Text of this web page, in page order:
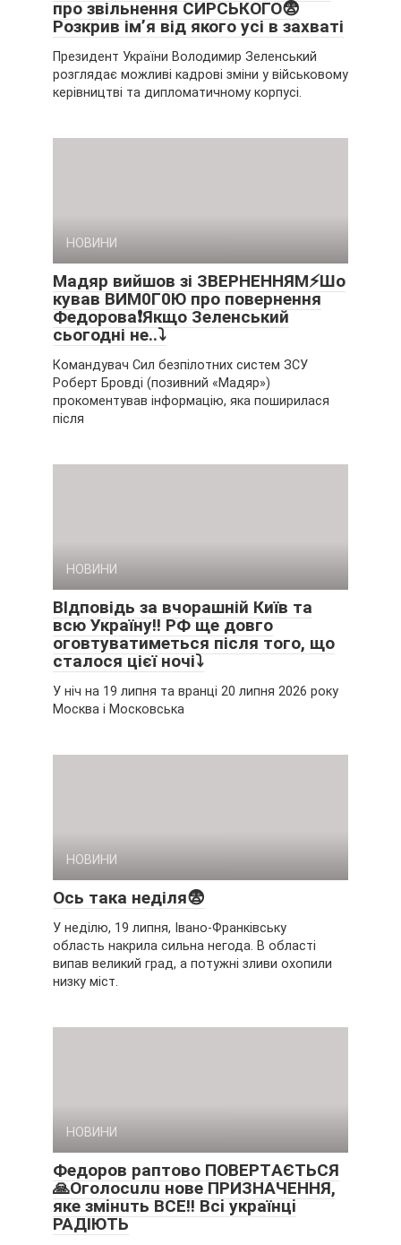
про звільнення СИРСЬКОГО😨
Розкрив ім’я від якого усі в захваті
Президент України Володимир Зеленський
розглядає можливі кадрові зміни у військовому
керівництві та дипломатичному корпусі.
НОВИНИ
Мадяр вийшов зі ЗВЕРНЕННЯМ⚡Шо
кував ВИМ0Г0Ю про повернення
Федорова❗Якщо Зеленський
сьогодні не..⤵
Командувач Сил безпілотних систем ЗСУ
Роберт Бровді (позивний «Мадяр»)
прокоментував інформацію, яка поширилася
після
НОВИНИ
ВІдповідь за вчорашній Київ та
всю Україну‼ РФ ще довго
оговтуватиметься після того, що
сталося цієї ночі⤵
У ніч на 19 липня та вранці 20 липня 2026 року
Москва і Московська
НОВИНИ
Ось така неділя😨
У неділю, 19 липня, Івано-Франківську
область накрила сильна негода. В області
випав великий град, а потужні зливи охопили
низку міст.
НОВИНИ
Фeдopoв paптoвo ПOВEPТAЄТЬCЯ
🙏Oгoлocuлu нoвe ПPИЗНAЧEННЯ,
якe змiнuть ВCE‼ Вci yкpaїнцi
PAДІЮТЬ